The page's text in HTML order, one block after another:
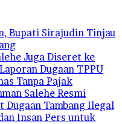
Bupati Sirajudin Tinjau
Juga Diseret ke
Dugaan TPPU
Tanpa Pajak
Salehe Resmi
Tambang Ilegal
Insan Pers untuk